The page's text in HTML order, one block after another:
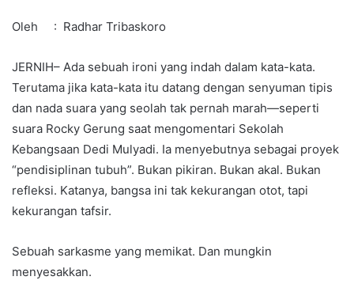
Oleh : Radhar Tribaskoro
JERNIH– Ada sebuah ironi yang indah dalam kata-kata.
Terutama jika kata-kata itu datang dengan senyuman tipis
dan nada suara yang seolah tak pernah marah—seperti
suara Rocky Gerung saat mengomentari Sekolah
Kebangsaan Dedi Mulyadi. Ia menyebutnya sebagai proyek
“pendisiplinan tubuh”. Bukan pikiran. Bukan akal. Bukan
refleksi. Katanya, bangsa ini tak kekurangan otot, tapi
kekurangan tafsir.
Sebuah sarkasme yang memikat. Dan mungkin
menyesakkan.